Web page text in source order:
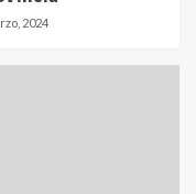
2024accidente